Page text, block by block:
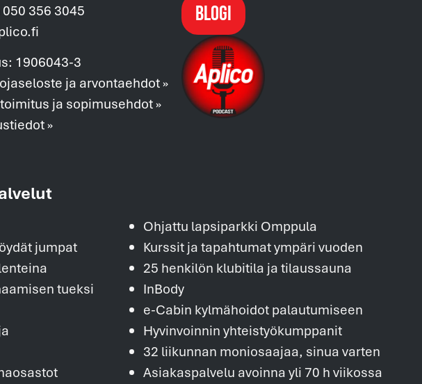
356 3045
1906043-3
ja arvontaehdot »
ja sopimusehdot »
»
Blogi
jumpat
tueksi
Ohjattu lapsiparkki Omppula
Kurssit ja tapahtumat ympäri vuoden
25 henkilön klubitila ja tilaussauna
InBody
e-Cabin kylmähoidot palautumiseen
Hyvinvoinnin yhteistyökumppanit
32 liikunnan moniosaajaa, sinua varten
Asiakaspalvelu avoinna yli 70 h viikossa